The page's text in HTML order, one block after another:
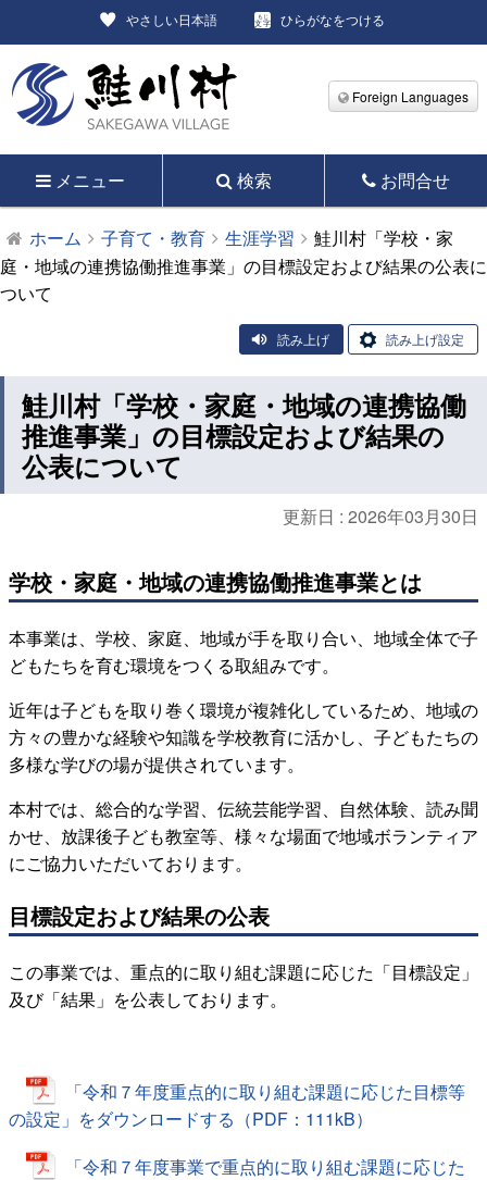
やさしい日本語 ひらがなをつける
Foreign Languages
メニュー 検索 お問合せ
ホーム 子育て・教育 生涯学習
鮭川村「学校・家
庭・地域の連携協働推進事業」の目標設定および結果の公表に
ついて
読み上げ 読み上げ設定
鮭川村「学校・家庭・地域の連携協働
推進事業」の目標設定および結果の
公表について
更新日 : 2026年03月30日
学校・家庭・地域の連携協働推進事業とは
本事業は、学校、家庭、地域が手を取り合い、地域全体で子
どもたちを育む環境をつくる取組みです。
近年は子どもを取り巻く環境が複雑化しているため、地域の
方々の豊かな経験や知識を学校教育に活かし、子どもたちの
多様な学びの場が提供されています。
本村では、総合的な学習、伝統芸能学習、自然体験、読み聞
かせ、放課後子ども教室等、様々な場面で地域ボランティア
にご協力いただいております。
目標設定および結果の公表
この事業では、重点的に取り組む課題に応じた「目標設定」
及び「結果」を公表しております。
「令和７年度重点的に取り組む課題に応じた目標等
の設定」をダウンロードする（PDF：111kB）
「令和７年度事業で重点的に取り組む課題に応じた